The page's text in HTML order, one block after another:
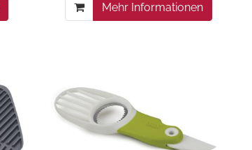
Mehr Informationen